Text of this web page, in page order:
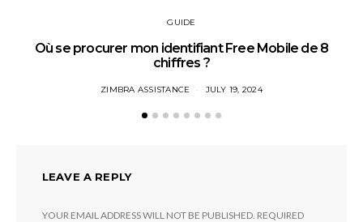
GUIDE
Où se procurer mon identifiant Free Mobile de 8
chiffres ?
ZIMBRA ASSISTANCE JULY 19, 2024
LEAVE A REPLY
YOUR EMAIL ADDRESS WILL NOT BE PUBLISHED. REQUIRED